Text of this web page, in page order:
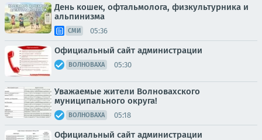
День кошек, офтальмолога, физкультурника и
альпинизма
СМИ 05:36
Официальный сайт администрации
ВОЛНОВАХА 05:30
Уважаемые жители Волновахского
муниципального округа!
ВОЛНОВАХА 05:18
Официальный сайт администрации